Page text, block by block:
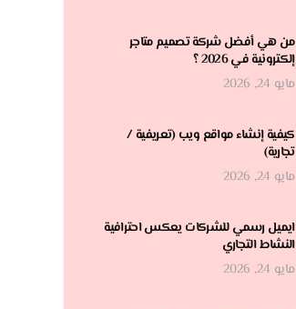
من هي أفضل شركة تصميم متاجر
إلكترونية في 2026 ؟
مايو 24, 2026
كيفية إنشاء مواقع ويب (تعريفية /
تجارية)
مايو 24, 2026
ايميل رسمي للشركات يعكس احترافية
النشاط التجاري
مايو 24, 2026